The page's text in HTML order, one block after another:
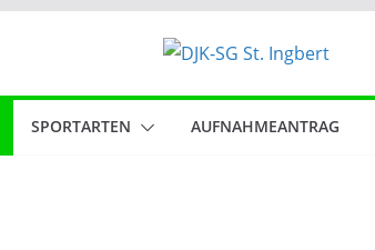
SPORTARTEN AUFNAHMEANTRAG